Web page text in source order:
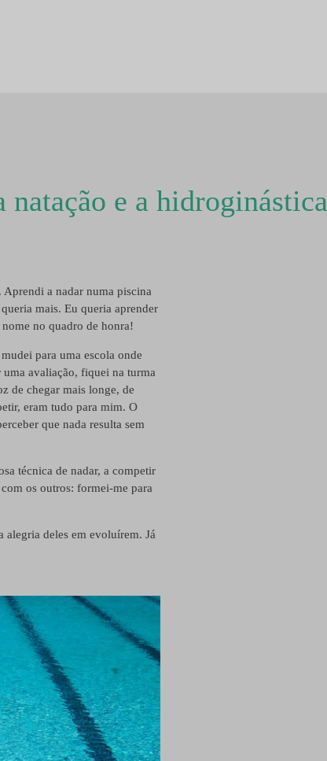
natação e a hidroginástica
a nadar numa piscina
mais. Eu queria aprender
no quadro de honra!
para uma escola onde
uma avaliação, fiquei na turma
de chegar mais longe, de
eram tudo para mim. O
que nada resulta sem
técnica de nadar, a competir
os outros: formei-me para
alegria deles em evoluírem. Já